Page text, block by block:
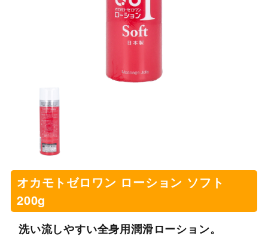
オカモトゼロワン ローション ソフト
200g
洗い流しやすい全身用潤滑ローション。